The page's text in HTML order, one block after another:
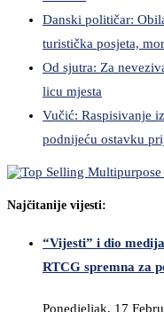
Danski političar:
turistička posjeta,
Od sjutra: Za
licu mjesta
Vučić: Raspisivanje
podnijeću ostavku
Najčitanije vijesti:
“Vijesti” i dio
RTCG spremna za
Ponedjeljak, 17